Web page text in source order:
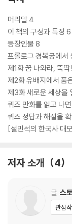
머리말 4
이 책의 구성과 특징 6
등장인물 8
프롤로그 경복궁에서
제1화 꿈 나와라, 뚝
제2화 유배지에서 품
제3화 새로운 세상을
퀴즈 만화를 읽고 나
퀴즈 정답과 해설을
[설민석의 한국사 대
저자 소개 4
글 스
관심